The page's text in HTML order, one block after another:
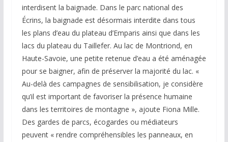
interdisent la baignade. Dans le parc national des
Écrins, la baignade est désormais interdite dans tous
les plans d’eau du plateau d’Emparis ainsi que dans les
lacs du plateau du Taillefer. Au lac de Montriond, en
Haute-Savoie, une petite retenue d’eau a été aménagée
pour se baigner, afin de préserver la majorité du lac. «
Au-delà des campagnes de sensibilisation, je considère
qu’il est important de favoriser la présence humaine
dans les territoires de montagne », ajoute Fiona Mille.
Des gardes de parcs, écogardes ou médiateurs
peuvent « rendre compréhensibles les panneaux, en